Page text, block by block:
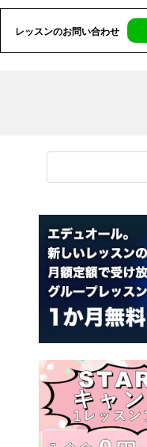
レッスンのお問い合わせ